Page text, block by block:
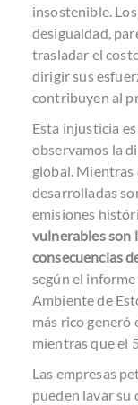
insostenible.
desigualdad,
trasladar el
dirigir sus
contribuyen al
Esta injusticia
observamos la
global. Mientras
desarrolladas
emisiones
vulnerables son
consecuencias
según el
Ambiente de
más rico generó
mientras que el
Las empresas
pueden lavar su